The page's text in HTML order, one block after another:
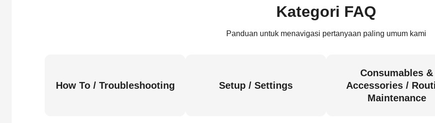
Kategori FAQ
Panduan untuk menavigasi pertanyaan paling umum kami
How To / Troubleshooting Setup / Settings
Consumables &
Accessories /
Maintenance